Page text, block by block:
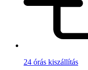
24 órás kiszállítás